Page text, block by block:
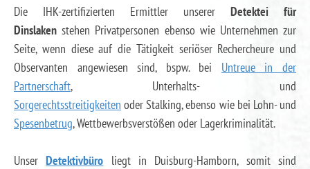
Die IHK-zertifizierten Ermittler unserer Detektei für
Dinslaken stehen Privatpersonen ebenso wie Unternehmen zur
Seite, wenn diese auf die Tätigkeit seriöser Rechercheure und
Observanten angewiesen sind, bspw. bei Untreue in der
Partnerschaft, Unterhalts- und
Sorgerechtsstreitigkeiten oder Stalking, ebenso wie bei Lohn- und
Spesenbetrug, Wettbewerbsverstößen oder Lagerkriminalität.
UnserDetektivbüro liegt in Duisburg-Hamborn, somit sind